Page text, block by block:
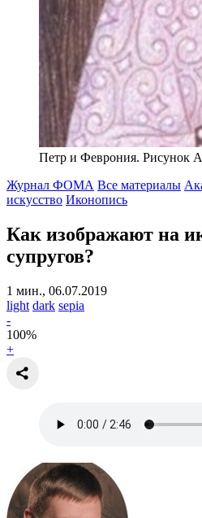
Петр и Феврония. Рисунок
Журнал ФОМА Все материалы
искусство Иконопись
Как изображают на
супругов?
1 мин., 06.07.2019
light dark sepia
-
100%
+